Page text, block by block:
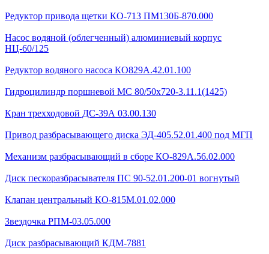
Редуктор привода щетки КО-713 ПМ130Б-870.000
Насос водяной (облегченный) алюминиевый корпус
НЦ-60/125
Редуктор водяного насоса КО829А.42.01.100
Гидроцилиндр поршневой МС 80/50х720-3.11.1(1425)
Кран трехходовой ДС-39А 03.00.130
Привод разбрасывающего диска ЭД-405.52.01.400 под МГП
Механизм разбрасывающий в сборе КО-829А.56.02.000
Диск пескоразбрасывателя ПС 90-52.01.200-01 вогнутый
Клапан центральный КО-815М.01.02.000
Звездочка РПМ-03.05.000
Диск разбрасывающий КДМ-7881